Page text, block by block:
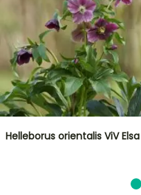
Helleborus orientalis ViV Elsa